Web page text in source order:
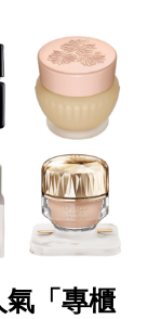
氣「專櫃